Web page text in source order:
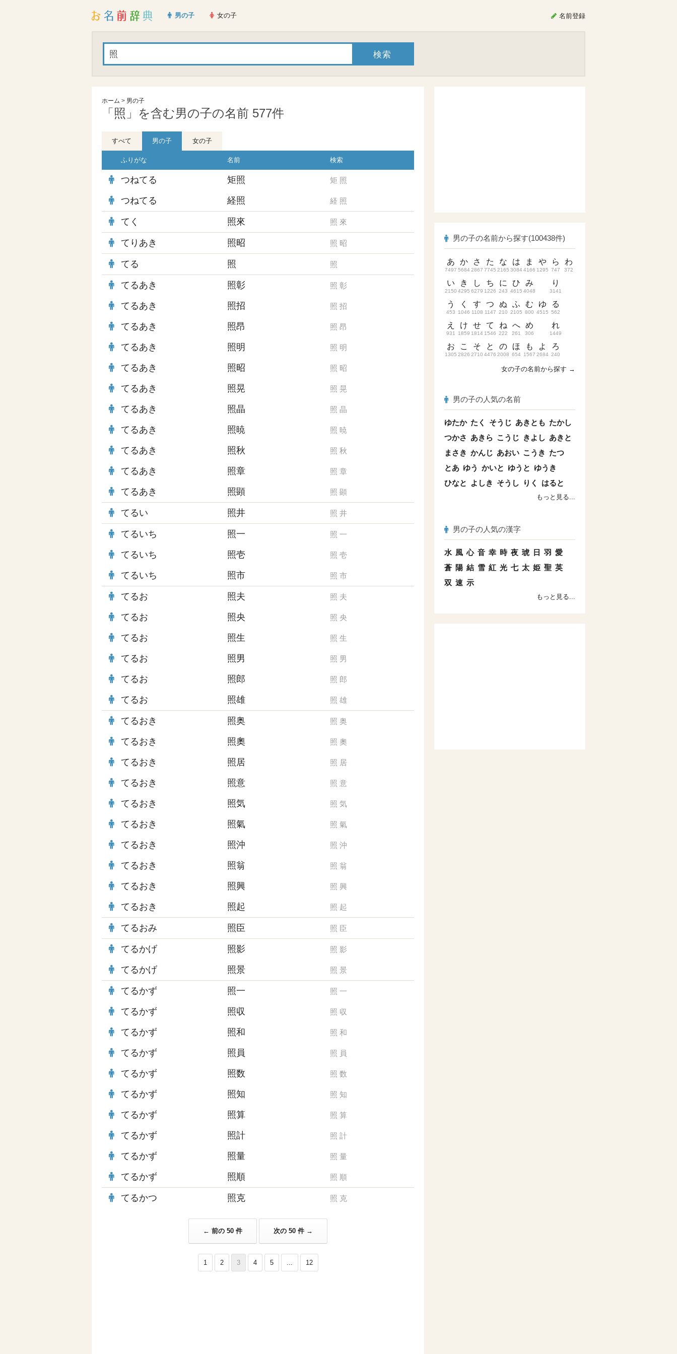
男の子 女の子 名前登録
ホーム > 男の子
「照」を含む男の子の名前 577件
すべて 男の子 女の子
ふりがな 名前 検索
つねてる 矩照 矩 照
つねてる 経照 経 照
てく 照來 照 來
てりあき 照昭 照 昭
てる 照 照
てるあき 照彰 照 彰
てるあき 照招 照 招
てるあき 照昂 照 昂
てるあき 照明 照 明
てるあき 照昭 照 昭
てるあき 照晃 照 晃
てるあき 照晶 照 晶
てるあき 照暁 照 暁
てるあき 照秋 照 秋
てるあき 照章 照 章
てるあき 照顕 照 顕
てるい 照井 照 井
てるいち 照一 照 一
てるいち 照壱 照 壱
てるいち 照市 照 市
てるお 照夫 照 夫
てるお 照央 照 央
てるお 照生 照 生
てるお 照男 照 男
てるお 照郎 照 郎
てるお 照雄 照 雄
てるおき 照奥 照 奥
てるおき 照奧 照 奧
てるおき 照居 照 居
てるおき 照意 照 意
てるおき 照気 照 気
てるおき 照氣 照 氣
てるおき 照沖 照 沖
てるおき 照翁 照 翁
てるおき 照興 照 興
てるおき 照起 照 起
てるおみ 照臣 照 臣
てるかげ 照影 照 影
てるかげ 照景 照 景
てるかず 照一 照 一
てるかず 照収 照 収
てるかず 照和 照 和
てるかず 照員 照 員
てるかず 照数 照 数
てるかず 照知 照 知
てるかず 照算 照 算
てるかず 照計 照 計
てるかず 照量 照 量
てるかず 照順 照 順
てるかつ 照克 照 克
← 前の 50 件 次の 50 件 →
1 2 3 4 5 ... 12
男の子の名前から探す(100438件)
あ
7497
い
2150
う
453
え
931
お
1305
か
5684
き
4295
く
1046
け
1859
こ
2826
さ
2867
し
6279
す
1108
せ
1814
そ
2710
た
7745
ち
1226
つ
1147
て
1546
と
4476
な
2165
に
243
ぬ
210
ね
222
の
2008
は
3084
ひ
4615
ふ
2105
へ
261
ほ
654
ま
4166
み
4048
む
800
め
306
も
1567
や
1295
ゆ
4515
よ
2684
ら
747
り
3141
る
562
れ
1449
ろ
240
わ
372
女の子の名前から探す →
男の子の人気の名前
ゆたか たく そうじ あきとも たかし
つかさ あきら こうじ きよし あきと
まさき かんじ あおい こうき たつ
とあ ゆう かいと ゆうと ゆうき
ひなと
よしき そうし りく はると
もっと見る...
男の子の人気の漢字
水 風 心 音 幸 時 夜 琥 日 羽 愛
蒼 陽 結 雪 紅 光 七 太 姫 聖 英
双 速 示
もっと見る...